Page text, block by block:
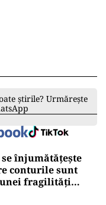
știrile? Urmărește
înjumătățește
conturile sunt
fragilități